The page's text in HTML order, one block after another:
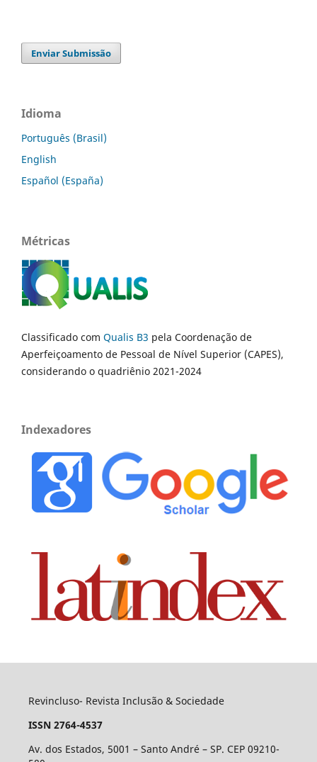
Enviar Submissão
Idioma
Português (Brasil)
English
Español (España)
Métricas
Classificado com Qualis B3 pela Coordenação de
Aperfeiçoamento de Pessoal de Nível Superior (CAPES),
considerando o quadriênio 2021-2024
Indexadores
Revincluso- Revista Inclusão & Sociedade
ISSN 2764-4537
Av. dos Estados, 5001 – Santo André – SP. CEP 09210-